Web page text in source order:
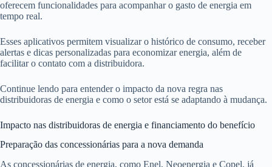
oferecem funcionalidades para acompanhar o gasto de energia em
tempo real.
Esses aplicativos permitem visualizar o histórico de consumo, receber
alertas e dicas personalizadas para economizar energia, além de
facilitar o contato com a distribuidora.
Continue lendo para entender o impacto da nova regra nas
distribuidoras de energia e como o setor está se adaptando à mudança.
Impacto nas distribuidoras de energia e financiamento do benefício
Preparação das concessionárias para a nova demanda
As concessionárias de energia, como Enel, Neoenergia e Copel, já